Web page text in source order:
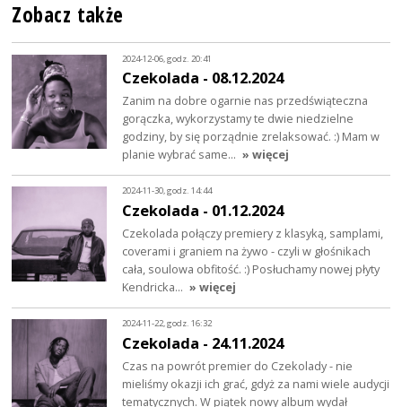
Zobacz także
2024-12-06, godz. 20:41
Czekolada - 08.12.2024
Zanim na dobre ogarnie nas przedświąteczna
gorączka, wykorzystamy te dwie niedzielne
godziny, by się porządnie zrelaksować. :) Mam w
planie wybrać same… » więcej
2024-11-30, godz. 14:44
Czekolada - 01.12.2024
Czekolada połączy premiery z klasyką, samplami,
coverami i graniem na żywo - czyli w głośnikach
cała, soulowa obfitość. :) Posłuchamy nowej płyty
Kendricka… » więcej
2024-11-22, godz. 16:32
Czekolada - 24.11.2024
Czas na powrót premier do Czekolady - nie
mieliśmy okazji ich grać, gdyż za nami wiele audycji
tematycznych. W piątek nowy album wydał